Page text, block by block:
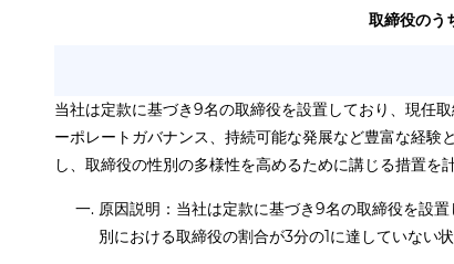
取締役のう
当社は定款に基づき9名の取締役を設置しており、現任
ーポレートガバナンス、持続可能な発展など豊富な経
し、取締役の性別の多様性を高めるために講じる措置を
原因説明：当社は定款に基づき9名の取締役を設
別における取締役の割合が3分の1に達していない状